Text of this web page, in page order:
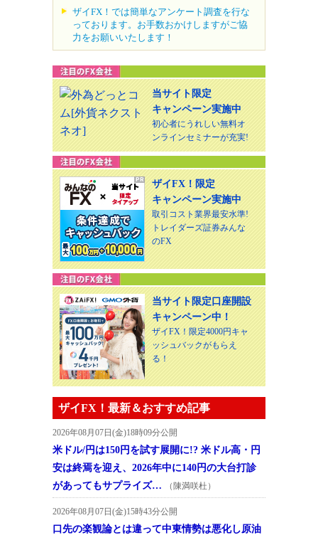
ザイFX！では簡単なアンケート調査を行な
っております。お手数おかけしますがご協
力をお願いいたします！
当サイト限定
キャンペーン実施中
初心者にうれしい無料オ
ンラインセミナーが充実!
ザイFX！限定
キャンペーン実施中
取引コスト業界最安水準!
トレイダーズ証券みんな
のFX
当サイト限定口座開設
キャンペーン中！
ザイFX！限定4000円キャ
ッシュバックがもらえ
る！
ザイFX！最新＆おすすめ記事
2026年08月07日(金)18時09分公開
米ドル/円は150円を試す展開に!? 米ドル高・円
安は終焉を迎え、2026年中に140円の大台打診
があってもサプライズ…
（陳満咲杜）
2026年08月07日(金)15時43分公開
口先の楽観論とは違って中東情勢は悪化し原油